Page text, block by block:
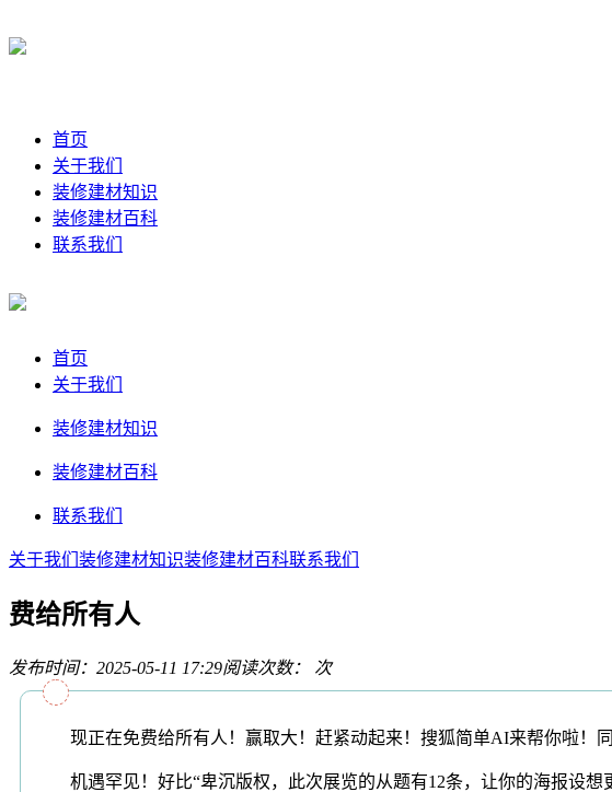
首页
关于我们
装修建材知识
装修建材百科
联系我们
首页
关于我们
装修建材知识
装修建材百科
联系我们
关于我们 装修建材知识装修建材百科联系我们
费给所有人
发布时间：2025-05-11 17:29阅读次数： 次
现正在免费给所有人！赢取大！赶紧动起来！搜狐简单AI来帮你啦！同
机遇罕见！好比“卑沉版权，此次展览的从题有12条，让你的海报设想